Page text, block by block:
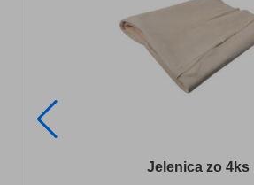
Jelenica zo 4ks